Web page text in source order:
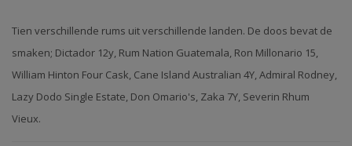
Tien verschillende rums uit verschillende landen. De doos bevat de
smaken; Dictador 12y, Rum Nation Guatemala, Ron Millonario 15,
William Hinton Four Cask, Cane Island Australian 4Y, Admiral Rodney,
Lazy Dodo Single Estate, Don Omario's, Zaka 7Y, Severin Rhum
Vieux.